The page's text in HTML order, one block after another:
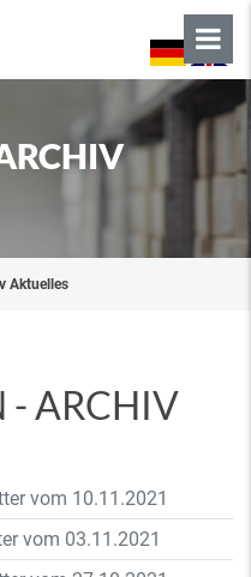
Aktuelles
- ARCHIV
vom 10.11.2021
vom 03.11.2021